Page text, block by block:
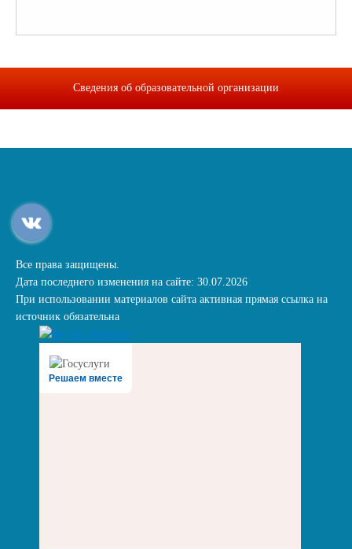
Сведения об образовательной организации
Все права защищены.
Дата последнего изменения на сайте: 30.07.2026
При использовании материалов сайта активная прямая ссылка на
источник обязательна
Решаем вместе